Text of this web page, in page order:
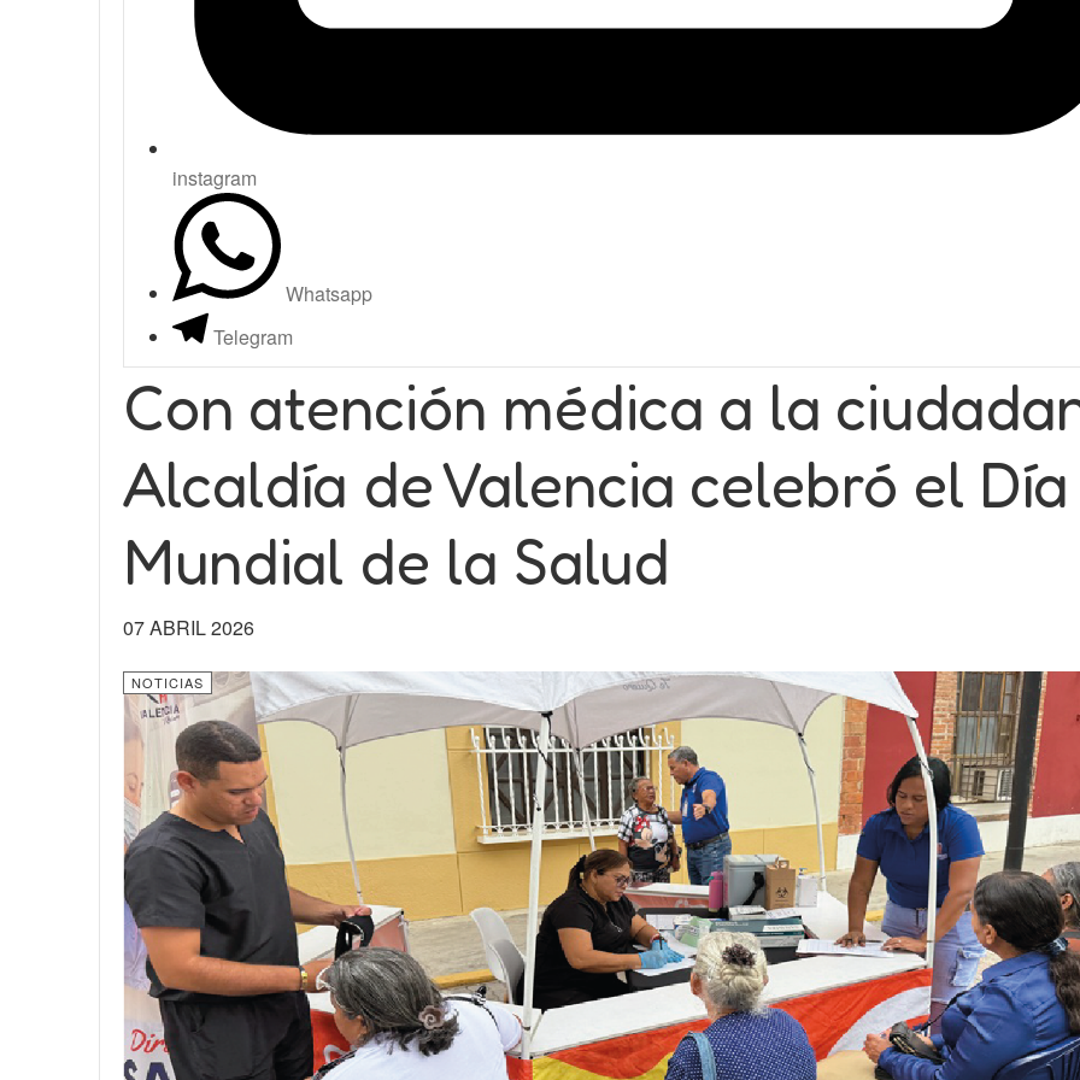
instagram
Whatsapp
Telegram
Con atención médica a la
Alcaldía de Valencia celebró el Día
Mundial de la Salud
07 ABRIL 2026
NOTICIAS